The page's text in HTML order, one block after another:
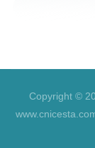
Copyright ©